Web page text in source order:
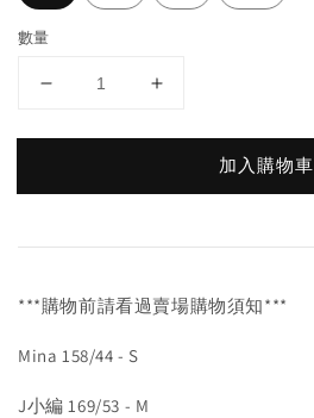
數量
加入購物車
***購物前請看過賣場購物須知***
Mina 158/44 - S
J小編 169/53 - M